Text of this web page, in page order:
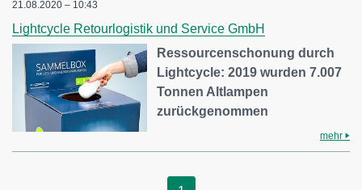
21.08.2020 – 10:43
Lightcycle Retourlogistik und Service GmbH
Ressourcenschonung durch
Lightcycle: 2019 wurden 7.007
Tonnen Altlampen
zurückgenommen
mehr